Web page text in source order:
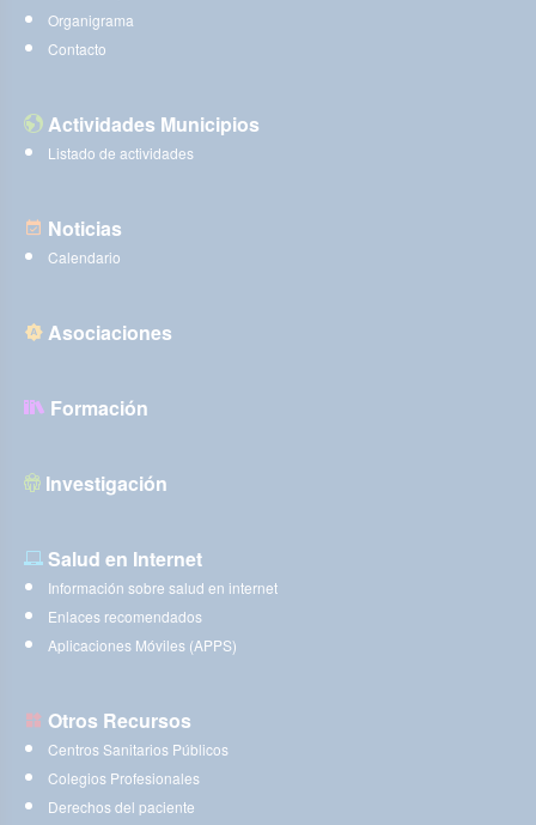
Organigrama
Contacto
Actividades Municipios
Listado de actividades
Noticias
Calendario
Asociaciones
Formación
Investigación
Salud en Internet
Información sobre salud en internet
Enlaces recomendados
Aplicaciones Móviles (APPS)
Otros Recursos
Centros Sanitarios Públicos
Colegios Profesionales
Derechos del paciente